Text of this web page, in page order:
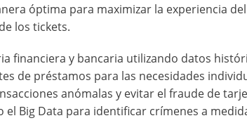
óptima para maximizar la experiencia
los tickets.
financiera y bancaria utilizando datos
de préstamos para las necesidades
anómalas y evitar el fraude de
Big Data para identificar crímenes a